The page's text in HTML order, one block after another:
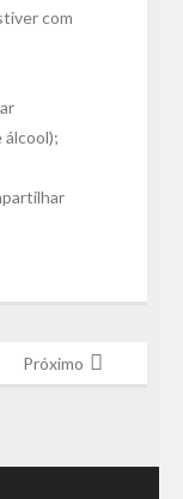
com
álcool);
Próximo